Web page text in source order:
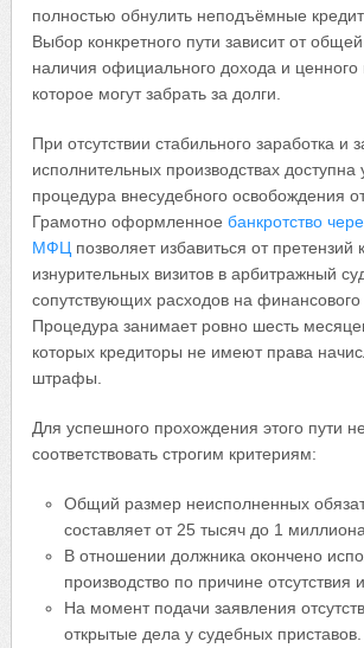
полностью обнулить неподъёмные
Выбор конкретного пути зависит от
наличия официального дохода и ценного
которое могут забрать за долги.
При отсутствии стабильного заработка и
исполнительных производствах
процедура внесудебного освобождения от
Грамотно оформленноебанкротство
МФЦ позволяет избавиться от претензий
изнурительных визитов в арбитражный
сопутствующих расходов на
Процедура занимает ровно шесть
которых кредиторы не имеют права
штрафы.
Для успешного прохождения этого пути
соответствовать строгим критериям:
Общий размер неисполненных
составляет от 25 тысяч до 1
В отношении должника окончено
производство по причине отсутствия
На момент подачи заявления
открытые дела у судебных приставов.